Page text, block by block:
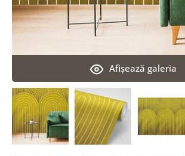
Afişează galeria